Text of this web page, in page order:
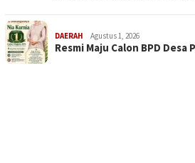
DAERAH Agustus 1, 2026
Resmi Maju Calon BPD